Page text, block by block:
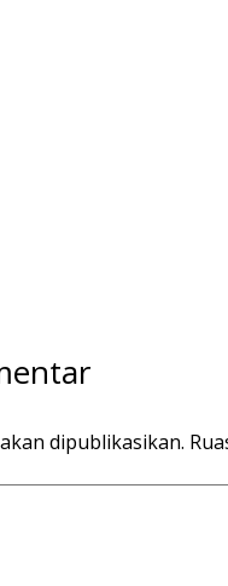
dipublikasikan.